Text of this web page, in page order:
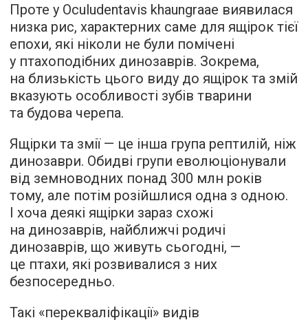
Проте у Oculudentavis khaungraae виявилася
низка рис, характерних саме для ящірок тієї
епохи, які ніколи не були помічені
у птахоподібних динозаврів. Зокрема,
на близькість цього виду до ящірок та змій
вказують особливості зубів тварини
та будова черепа.
Ящірки та змії — це інша група рептилій, ніж
динозаври. Обидві групи еволюціонували
від земноводних понад 300 млн років
тому, але потім розійшлися одна з одною.
І хоча деякі ящірки зараз схожі
на динозаврів, найближчі родичі
динозаврів, що живуть сьогодні, —
це птахи, які розвивалися з них
безпосередньо.
Такі «перекваліфікації» видів